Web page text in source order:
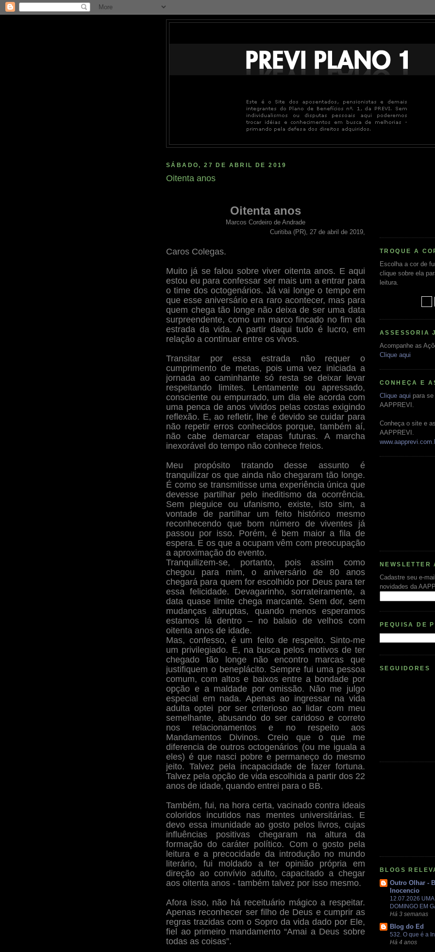
SÁBADO, 27 DE ABRIL DE 2019
Oitenta anos
Oitenta anos
Marcos Cordeiro de Andrade
Curitiba (PR), 27 de abril de 2019,
Caros Colegas.
Muito já se falou sobre viver oitenta anos. E aqui
estou eu para confessar ser mais um a entrar para
o time dos octogenários. Já vai longe o tempo em
que esse aniversário era raro acontecer, mas para
quem chega tão longe não deixa de ser uma data
surpreendente, como um marco fincado no fim da
estrada da vida. A partir daqui tudo é lucro, em
relação a continuar entre os vivos.
Transitar por essa estrada não requer o
cumprimento de metas, pois uma vez iniciada a
jornada ao caminhante só resta se deixar levar
respeitando limites. Lentamente ou apressado,
consciente ou empurrado, um dia ele acorda com
uma penca de anos vividos pelas costas exigindo
reflexão. E, ao refletir, lhe é devido se cuidar para
não repetir erros conhecidos porque, também aí,
não cabe demarcar etapas futuras. A marcha
inexorável do tempo não conhece freios.
Meu propósito tratando desse assunto é
tranquilizar os que ainda não chegaram tão longe.
É como se transmitisse uma experiência única que
devesse partilhar pelo ineditismo da ocorrência.
Sem pieguice ou ufanismo, existe, isto sim, a
vontade de partilhar um feito histórico mesmo
reconhecendo que bom número de viventes já
passou por isso. Porém, é bem maior a fila de
espera. E os que a ocupam vêm com preocupação
a aproximação do evento.
Tranquilizem-se, portanto, pois assim como
chegou para mim, o aniversário de 80 anos
chegará para quem for escolhido por Deus para ter
essa felicidade. Devagarinho, sorrateiramente, a
data quase limite chega marcante. Sem dor, sem
mudanças abruptas, quando menos esperamos
estamos lá dentro – no balaio de velhos com
oitenta anos de idade.
Mas, confesso, é um feito de respeito. Sinto-me
um privilegiado. E, na busca pelos motivos de ter
chegado tão longe não encontro marcas que
justifiquem o beneplácito. Sempre fui uma pessoa
comum, com altos e baixos entre a bondade por
opção e a maldade por omissão. Não me julgo
especial em nada. Apenas ao ingressar na vida
adulta optei por ser criterioso ao lidar com meu
semelhante, abusando do ser caridoso e correto
nos relacionamentos e no respeito aos
Mandamentos Divinos. Creio que o que me
diferencia de outros octogenários (ou me iguala a
eles) é que nasci pobre e permaneço do mesmo
jeito. Talvez pela incapacidade de fazer fortuna.
Talvez pela opção de vida escolhida a partir dos 22
anos de idade, quando entrei para o BB.
Também, fui, na hora certa, vacinado contra ideais
coloridos incutidos nas mentes universitárias. E
devo essa imunidade ao gosto pelos livros, cujas
influências positivas chegaram na altura da
formação do caráter político. Com o gosto pela
leitura e a precocidade da introdução no mundo
literário, fui moldado a ter opinião própria em
direção ao convívio adulto, capacitado a chegar
aos oitenta anos - também talvez por isso mesmo.
Afora isso, não há receituário mágico a respeitar.
Apenas reconhecer ser filho de Deus e cumprir as
regras trazidas com o Sopro da vida dado por Ele,
fiel ao primeiro mandamento “Amai a Deus sobre
todas as coisas”.
TROQUE A
Escolha a cor de
clique sobre ela
leitura.
ASSESSORIA
Acompanhe as
Clique aqui
CONHEÇA E
Clique aqui para
AAPPREVI.
Conheça o site e
AAPPREVI.
NEWSLETTER
Cadastre seu e-
novidades da
PEQUISA DE
SEGUIDORES
BLOGS
Outro Olhar -
Inocencio
12.07.2026
DOMINGO EM
Há 3 semanas
Blog do Ed
532. O que é a
Há 4 anos